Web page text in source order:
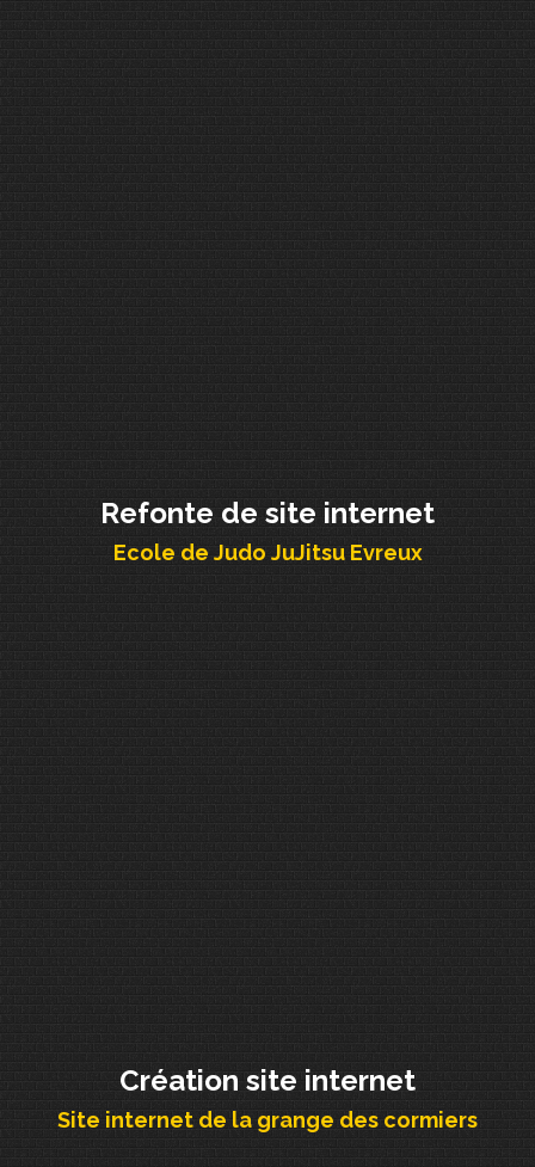
Refonte de site internet
Ecole de Judo JuJitsu Evreux
Création site internet
Site internet de la grange des cormiers